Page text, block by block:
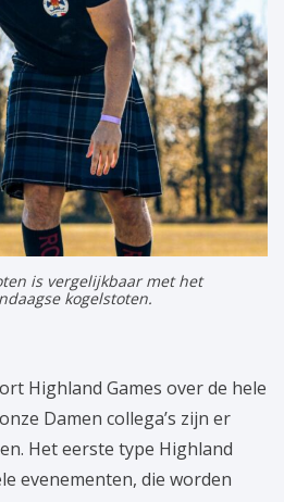
is vergelijkbaar met het
kogelstoten.
Highland Games over de hele
Damen collega’s zijn er
Het eerste type Highland
evenementen, die worden